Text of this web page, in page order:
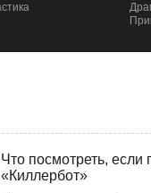
Что посмотреть, если
«Киллербот»